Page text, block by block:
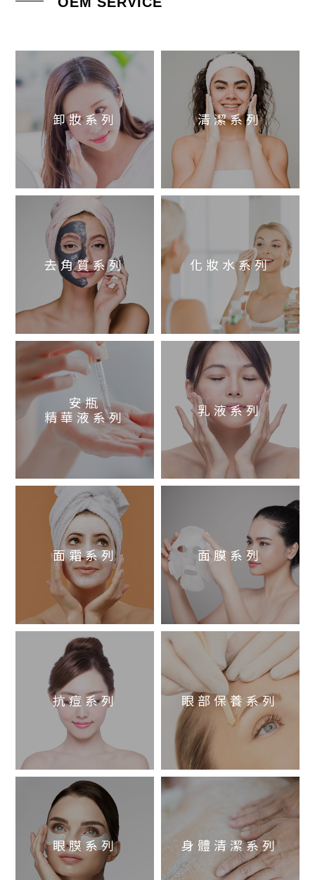
卸妝系列 清潔系列
去角質系列 化妝水系列
安瓶
精華液系列
乳液系列
面霜系列 面膜系列
抗痘系列 眼部保養系列
眼膜系列 身體清潔系列